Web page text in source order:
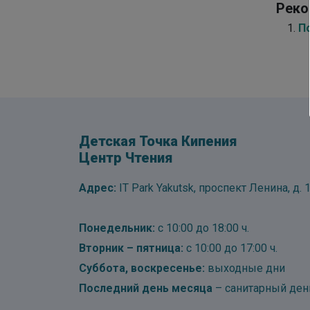
Детская Точка Кипения
Центр Чтения
Адрес: IT Park Yakutsk, проспект Ленина, д.
Понедельник: с 10:00 до 18:00 ч.
Вторник – пятница: с 10:00 до 17:00 ч.
Суббота, воскресенье: выходные дни
Последний день месяца – санитарный